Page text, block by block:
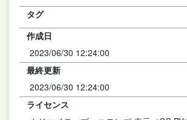
タグ
作成日
2023/06/30 12:24:00
最終更新
2023/06/30 12:24:00
ライセンス